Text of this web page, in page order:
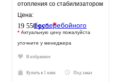
отопления со стабилизатором
TEPLOCOM-500+
Цена:
19 550 руб.*
* Актуальную цену пожалуйста
уточните у менеджера
В избранное
Купить в 1 клик Под заказ